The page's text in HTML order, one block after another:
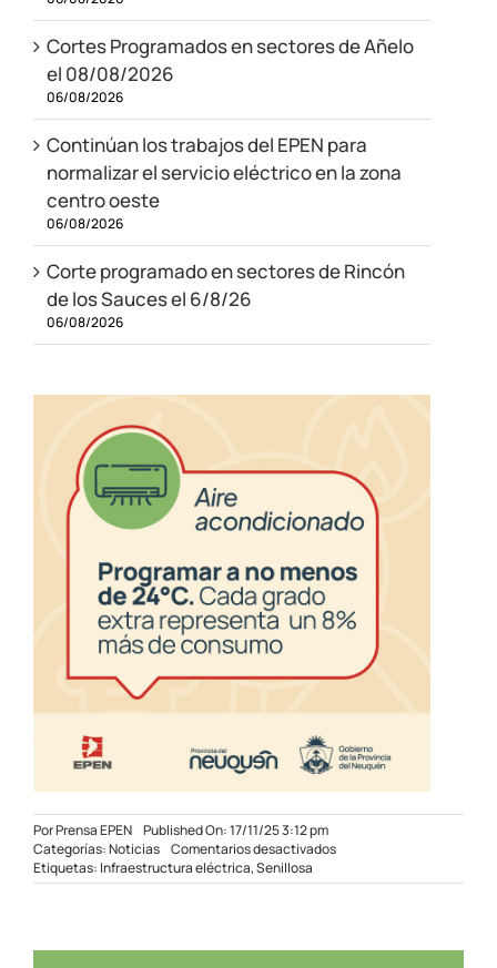
Cortes Programados en sectores de Añelo
el 08/08/2026
06/08/2026
Continúan los trabajos del EPEN para
normalizar el servicio eléctrico en la zona
centro oeste
06/08/2026
Corte programado en sectores de Rincón
de los Sauces el 6/8/26
06/08/2026
PorPrensa EPEN Published On: 17/11/25 3:12 pm
Categorías:Noticias Comentarios desactivadosen
el
Etiquetas: Infraestructura eléctrica,Senillosa